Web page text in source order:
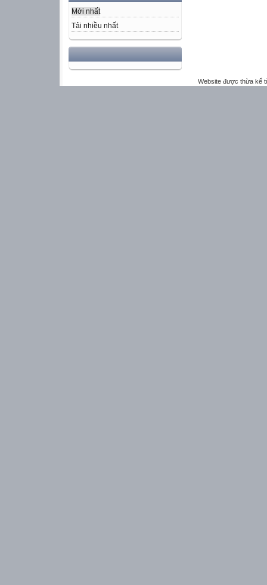
Mới nhất
Tải nhiều nhất
Website được thừa kế